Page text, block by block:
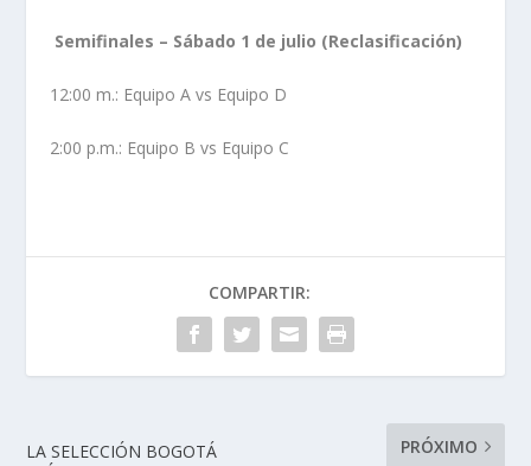
Semifinales – Sábado 1 de julio (Reclasificación)
12:00 m.: Equipo A vs Equipo D
2:00 p.m.: Equipo B vs Equipo C
COMPARTIR:
LA SELECCIÓN BOGOTÁ
PRÓXIMO